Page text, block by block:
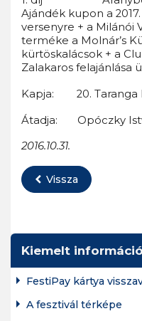
Ajándék kupon a
versenyre + a Milánói
terméke a Molnár’s
kürtöskalácsok + a
Zalakaros felajánlása
Kapja: 20. Taranga
Átadja: Opóczky
2016.10.31.
Vissza
Kiemelt
FestiPay kártya
A fesztivál térképe